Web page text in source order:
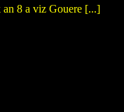
8 a viz Gouere [...]